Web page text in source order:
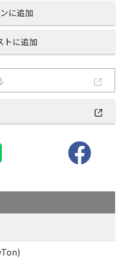
に追加
トに追加